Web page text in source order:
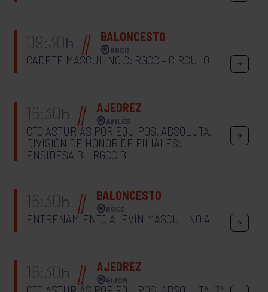
09:30h BALONCESTO
RGCC
CADETE MASCULINO C: RGCC – CÍRCULO
16:30h AJEDREZ
AVILÉS
CTO ASTURIAS POR EQUIPOS. ABSOLUTA.
DIVISIÓN DE HONOR DE FILIALES:
ENSIDESA B – RGCC B
16:30h BALONCESTO
RGCC
ENTRENAMIENTO ALEVÍN MASCULINO A
16:30h AJEDREZ
GIJÓN